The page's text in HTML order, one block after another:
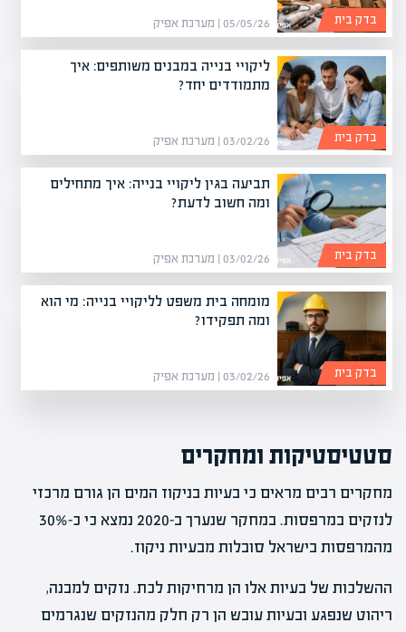
05/05/26 | מערכת אפיק בדק בית
ליקויי בנייה במבנים משותפים: איך
מתמודדים יחד?
03/02/26 | מערכת אפיק בדק בית
תביעה בגין ליקויי בנייה: איך מתחילים
ומה חשוב לדעת?
03/02/26 | מערכת אפיק בדק בית
מומחה בית משפט לליקויי בנייה: מי הוא
ומה תפקידו?
03/02/26 | מערכת אפיק בדק בית
סטטיסטיקות ומחקרים
מחקרים רבים מראים כי בעיות בניקוז המים הן גורם מרכזי
לנזקים במרפסות. במחקר שנערך ב-2020 נמצא כי כ-30%
מהמרפסות בישראל סובלות מבעיות ניקוז.
ההשלכות של בעיות אלו הן מרחיקות לכת. נזקים למבנה,
ריהוט שנפגע ובעיות עובש הן רק חלק מהנזקים שנגרמים